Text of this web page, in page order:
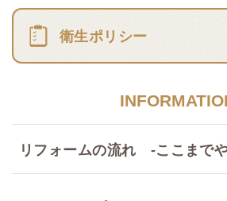
衛生ポリシー
リフォームの流れ -ここまでや